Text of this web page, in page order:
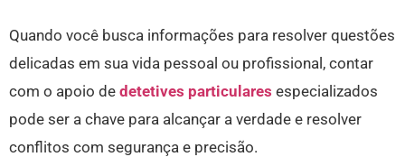
Quando você busca informações para resolver questões
delicadas em sua vida pessoal ou profissional, contar
com o apoio de detetives particulares especializados
pode ser a chave para alcançar a verdade e resolver
conflitos com segurança e precisão.